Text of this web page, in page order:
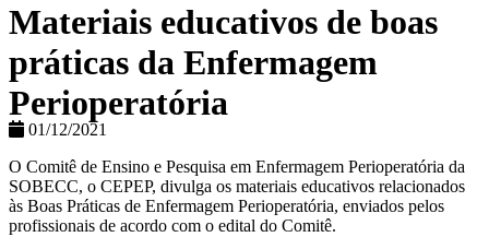
Materiais educativos de boas
práticas da Enfermagem
Perioperatória
01/12/2021
O Comitê de Ensino e Pesquisa em Enfermagem Perioperatória da
SOBECC, o CEPEP, divulga os materiais educativos relacionados
às Boas Práticas de Enfermagem Perioperatória, enviados pelos
profissionais de acordo com o edital do Comitê.